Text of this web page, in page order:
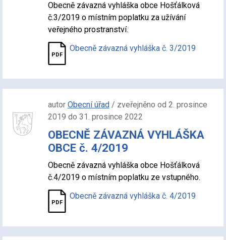
Obecně závazná vyhláška obce Hošťálková
č.3/2019 o místním poplatku za užívání
veřejného prostranství.
Obecně závazná vyhláška č. 3/2019
autor Obecní úřad/ zveřejněno od 2. prosince
2019 do 31. prosince 2022
OBECNĚ ZÁVAZNÁ VYHLÁŠKA
OBCE č. 4/2019
Obecně závazná vyhláška obce Hošťálková
č.4/2019 o místním poplatku ze vstupného.
Obecně závazná vyhláška č. 4/2019